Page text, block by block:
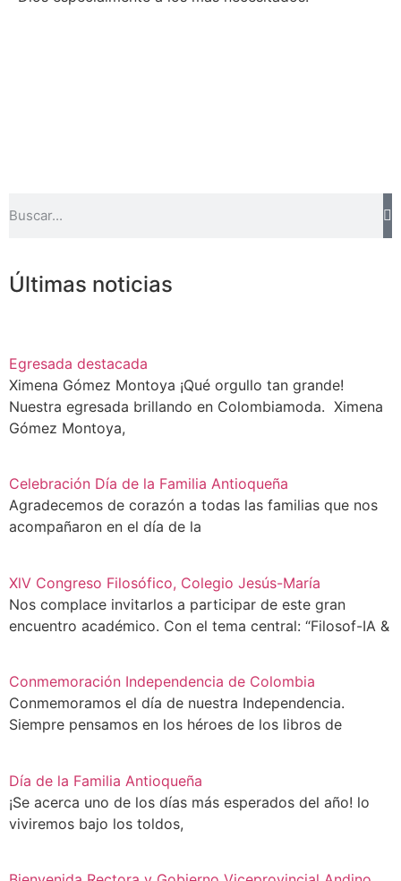
Últimas noticias
Egresada destacada
Ximena Gómez Montoya ¡Qué orgullo tan grande!
Nuestra egresada brillando en Colombiamoda. Ximena
Gómez Montoya,
Celebración Día de la Familia Antioqueña
Agradecemos de corazón a todas las familias que nos
acompañaron en el día de la
XlV Congreso Filosófico, Colegio Jesús-María
Nos complace invitarlos a participar de este gran
encuentro académico. Con el tema central: “Filosof-IA &
Conmemoración Independencia de Colombia
Conmemoramos el día de nuestra Independencia.
Siempre pensamos en los héroes de los libros de
Día de la Familia Antioqueña
¡Se acerca uno de los días más esperados del año! lo
viviremos bajo los toldos,